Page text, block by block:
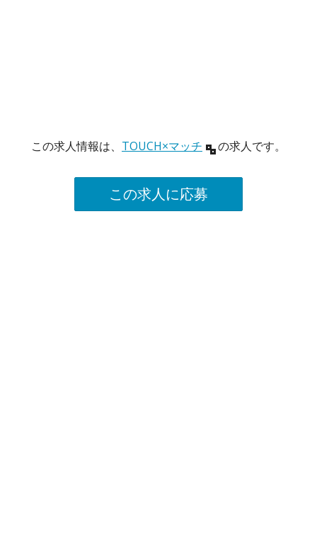
この求人情報は、 TOUCH×マッチ の求人です。
この求人に応募